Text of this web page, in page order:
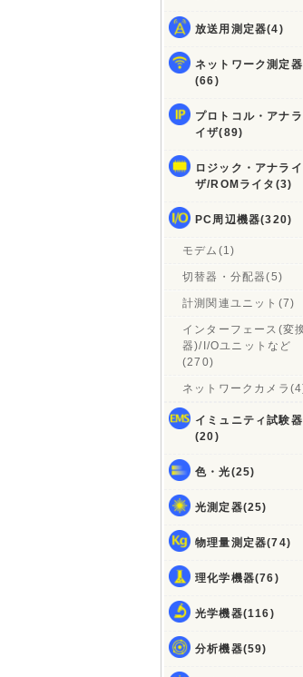
放送用測定器(4)
ネットワーク測定器
(66)
プロトコル・アナラ
イザ(89)
ロジック・アナライ
ザ/ROMライタ(3)
PC周辺機器(320)
モデム(1)
切替器・分配器(5)
計測関連ユニット(7)
インターフェース(変
器)/I/Oユニットなど
(270)
ネットワークカメラ
イミュニティ試験器
(20)
色・光(25)
光測定器(25)
物理量測定器(74)
理化学機器(76)
光学機器(116)
分析機器(59)